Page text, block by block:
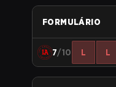
FORMULÁRIO
7/10 L L